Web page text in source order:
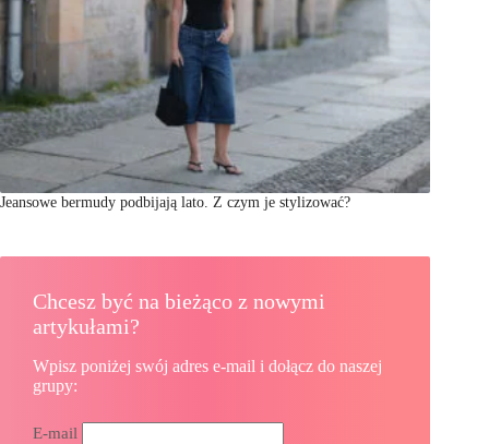
Jeansowe bermudy podbijają lato. Z czym je stylizować?
Chcesz być na bieżąco z nowymi
artykułami?
Wpisz poniżej swój adres e-mail i dołącz do naszej
grupy:
E-mail